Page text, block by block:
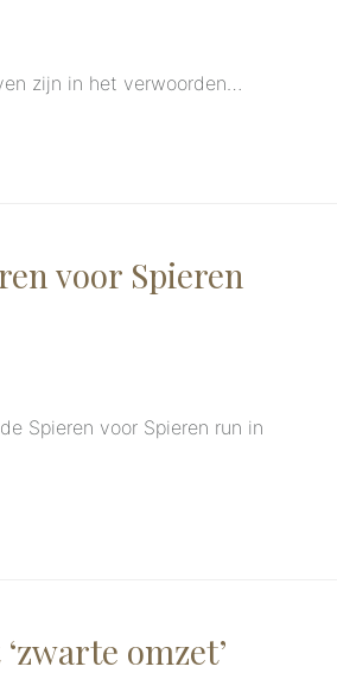
zijn in het verwoorden…
voor Spieren
Spieren voor Spieren run in
omzet’